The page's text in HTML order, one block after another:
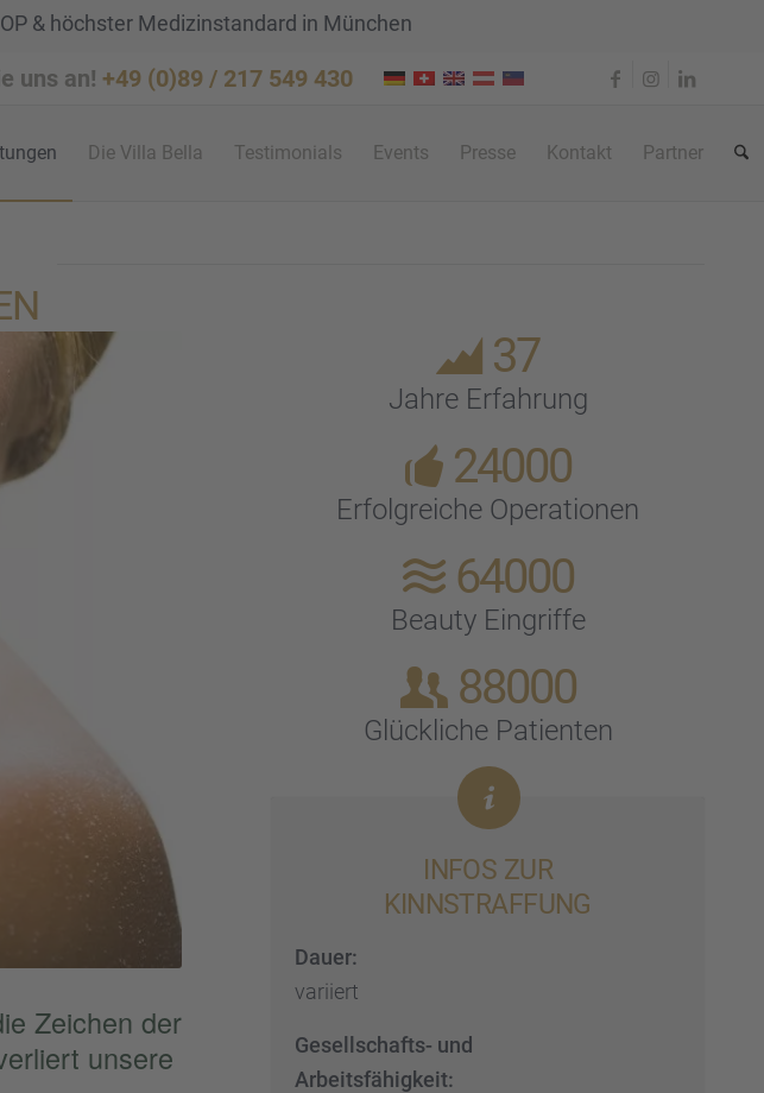
& höchster Medizinstandard in München
uns an! +49 (0)89 / 217 549 430
Die Villa Bella Testi­mo­ni­als Events Presse Kontakt Partner
Zeichen der
unsere
37
Jahre Erfah­rung
24000
Erfolg­rei­che Opera­tio­nen
64000
Beauty Eingriffe
88000
Glück­li­che Patien­ten
INFOS ZUR
KINNSTRAF­FUNG
Dauer:
variiert
Gesell­schafts- und
Arbeits­fä­hig­keit: